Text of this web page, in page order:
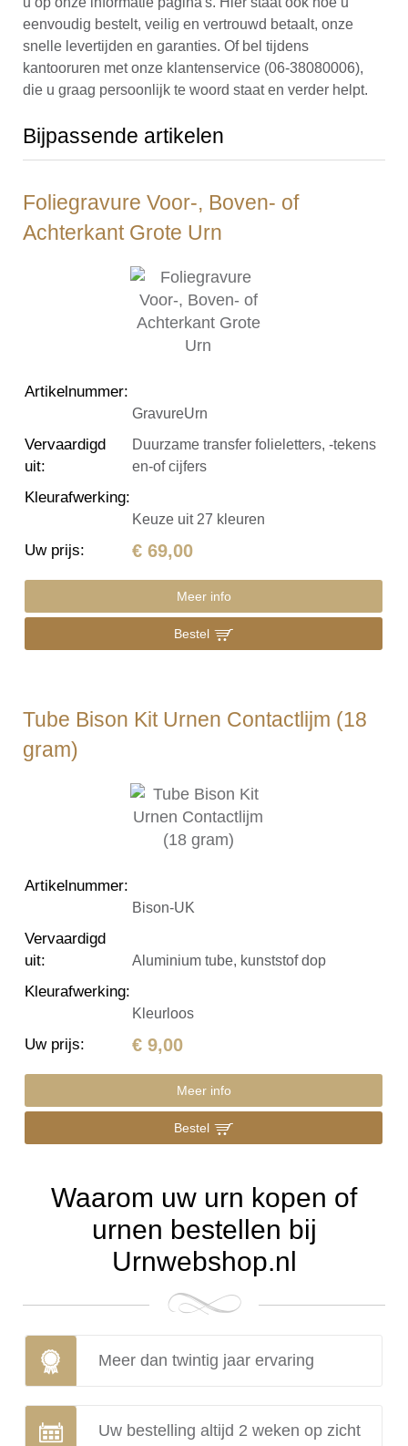
eenvoudig bestelt, veilig en vertrouwd betaalt, onze
snelle levertijden en garanties. Of bel tijdens
kantooruren met onze klantenservice (06-38080006),
die u graag persoonlijk te woord staat en verder helpt.
Bijpassende artikelen
Foliegravure Voor-, Boven- of
Achterkant Grote Urn
Artikelnummer:
GravureUrn
Vervaardigd
uit:
Duurzame transfer folieletters, -tekens
en-of cijfers
Kleurafwerking:
Keuze uit 27 kleuren
Uw prijs: € 69,00
Meer info
Bestel
Tube Bison Kit Urnen Contactlijm (18
gram)
Artikelnummer:
Bison-UK
Vervaardigd
uit: Aluminium tube, kunststof dop
Kleurafwerking:
Kleurloos
Uw prijs: € 9,00
Meer info
Bestel
Waarom uw urn kopen of
urnen bestellen bij
Urnwebshop.nl
Meer dan twintig jaar ervaring
Uw bestelling altijd 2 weken op zicht